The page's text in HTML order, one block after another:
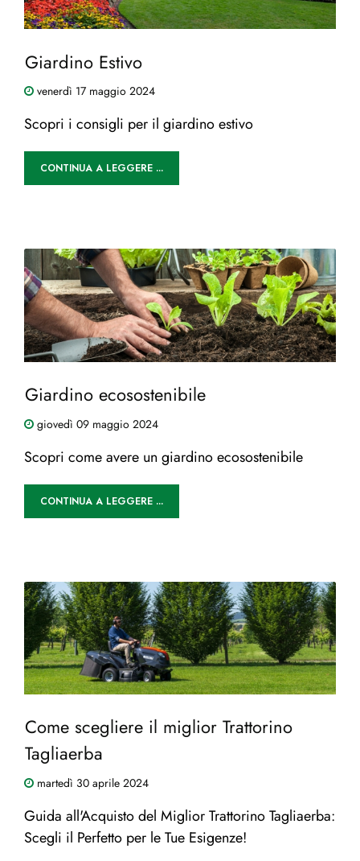
Giardino Estivo
venerdì 17 maggio 2024
Scopri i consigli per il giardino estivo
CONTINUA A LEGGERE ...
Giardino ecosostenibile
giovedì 09 maggio 2024
Scopri come avere un giardino ecosostenibile
CONTINUA A LEGGERE ...
Come scegliere il miglior Trattorino
Tagliaerba
martedì 30 aprile 2024
Guida all'Acquisto del Miglior Trattorino Tagliaerba:
Scegli il Perfetto per le Tue Esigenze!